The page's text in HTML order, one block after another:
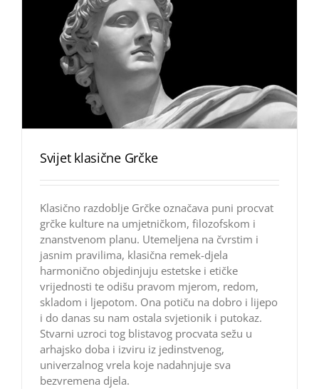
Svijet klasične Grčke
Klasično razdoblje Grčke označava puni procvat
grčke kulture na umjetničkom, filozofskom i
znanstvenom planu. Utemeljena na čvrstim i
jasnim pravilima, klasična remek-djela
harmonično objedinjuju estetske i etičke
vrijednosti te odišu pravom mjerom, redom,
skladom i ljepotom. Ona potiču na dobro i lijepo
i do danas su nam ostala svjetionik i putokaz.
Stvarni uzroci tog blistavog procvata sežu u
arhajsko doba i izviru iz jedinstvenog,
univerzalnog vrela koje nadahnjuje sva
bezvremena djela.